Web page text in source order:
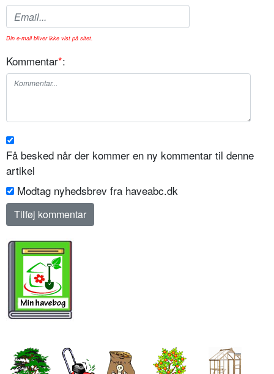
Din e-mail bliver ikke vist på sitet.
Kommentar*:
Få besked når der kommer en ny kommentar til denne
artikel
Modtag nyhedsbrev fra haveabc.dk